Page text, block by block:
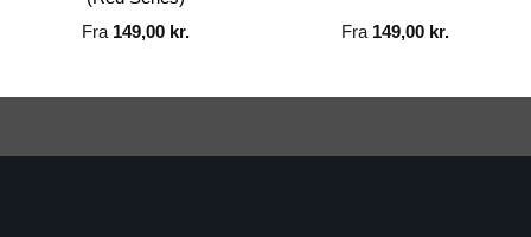
Fra 149,00 kr. Fra 149,00 kr.